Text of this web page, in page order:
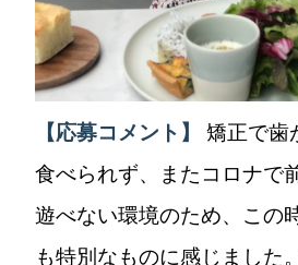
【応募コメント】
矯正で歯
食べられず、またコロナで
遊べない環境のため、この
も特別なものに感じました